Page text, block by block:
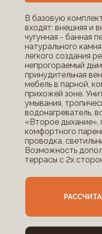
В базовую
входят: внешняя и
чугунная - банная
натурального
легкого создания
непрогораемый
принудительная
мебель в парной,
прихожей зоне.
умывания,
водонагреватель,
«Второе
комфортного
проводка,
Возможность
террасы с 2х